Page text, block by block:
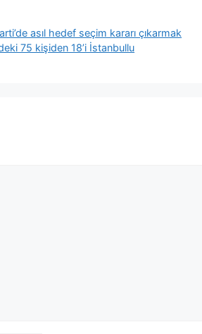
asıl hedef seçim kararı çıkarmak
75 kişiden 18’i İstanbullu